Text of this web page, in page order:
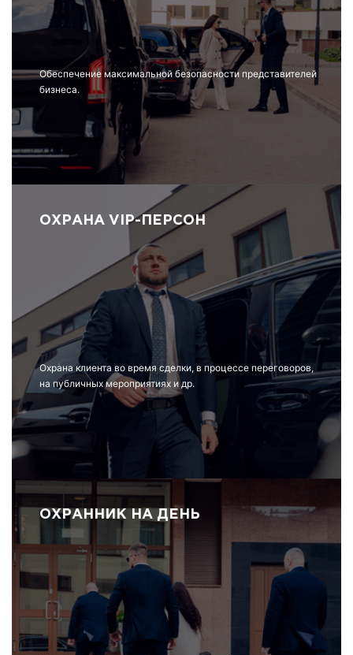
Обеспечение максимальной безопасности представителей
бизнеса.
ОХРАНА VIP-ПЕРСОН
Охрана клиента во время сделки, в процессе переговоров,
на публичных мероприятиях и др.
ОХРАННИК НА ДЕНЬ